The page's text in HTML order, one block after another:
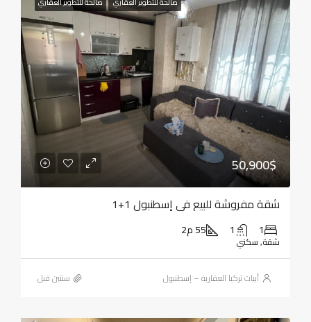
50,900$
شقة مفروشة للبيع في إسطنبول 1+1
1
1 55 م2
شقة, سكني
أبيات تركيا العقارية – إسطنبول ‏سنتين قبل